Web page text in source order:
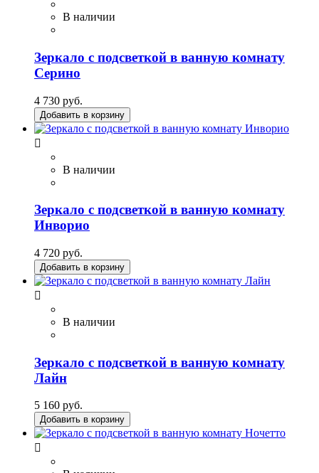
В наличии
Зеркало с подсветкой в ванную комнату
Серино
4 730 руб.
Добавить в корзину

В наличии
Зеркало с подсветкой в ванную комнату
Инворио
4 720 руб.
Добавить в корзину

В наличии
Зеркало с подсветкой в ванную комнату
Лайн
5 160 руб.
Добавить в корзину
